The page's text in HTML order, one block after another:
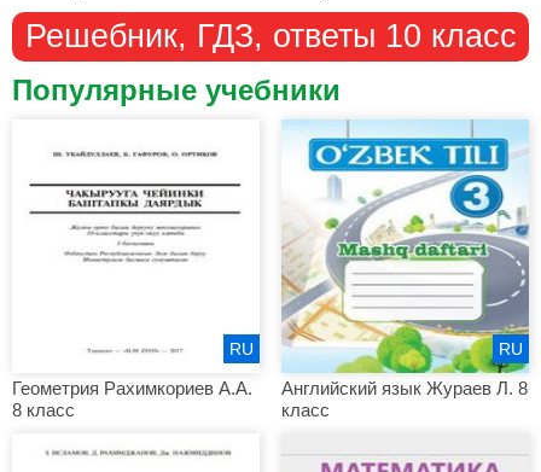
Решебник, ГДЗ, ответы 10 класс
Популярные учебники
Геометрия Рахимкориев А.А.
8 класс
RU
Английский язык Жураев Л. 8
класс
RU